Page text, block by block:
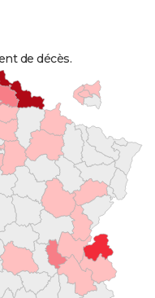
de décès.